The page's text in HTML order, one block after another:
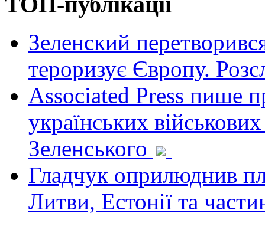
Зеленский
тероризує Європу.
Associated Press пише
українських
Зеленського
Гладчук оприлюднив
Литви, Естонії та